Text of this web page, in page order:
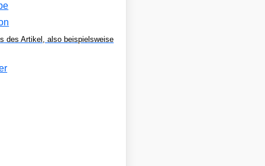
des Artikel, also beispielsweise